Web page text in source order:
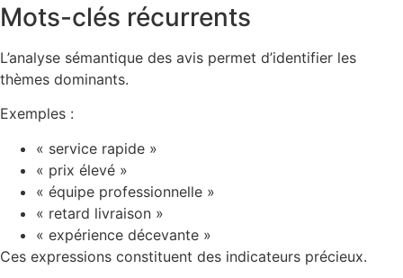
Mots-clés récurrents
L’analyse sémantique des avis permet d’identifier les
thèmes dominants.
Exemples :
« service rapide »
« prix élevé »
« équipe professionnelle »
« retard livraison »
« expérience décevante »
Ces expressions constituent des indicateurs précieux.